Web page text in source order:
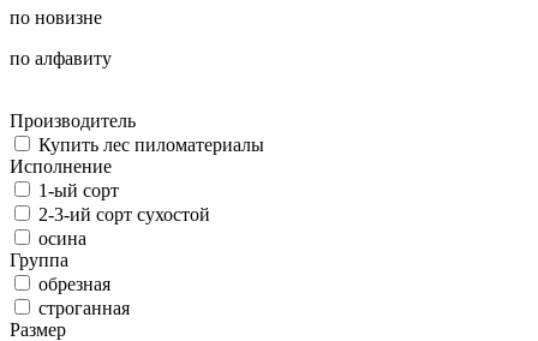
по новизне
по алфавиту
Производитель
Купить лес пиломатериалы
Исполнение
1-ый сорт
2-3-ий сорт сухостой
осина
Группа
обрезная
строганная
Размер